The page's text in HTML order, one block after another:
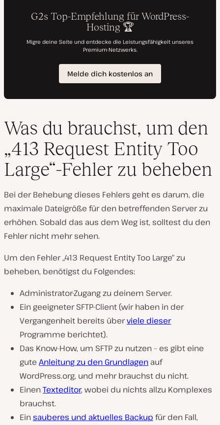
Was du brauchst, um den
„413 Request Entity Too
Large“-Fehler zu beheben
Bei der Behebung dieses Fehlers geht es darum, die
maximale Dateigröße für den betreffenden Server zu
erhöhen. Sobald das aus dem Weg ist, solltest du den
Fehler nicht mehr sehen.
Um den Fehler „413 Request Entity Too Large“ zu
beheben, benötigst du Folgendes:
Administrator-Zugang zu deinem Server.
Ein geeigneter SFTP-Client (wir haben in der
Vergangenheit bereits überviele dieser
Programme berichtet).
Das Know-How, um SFTP zu nutzen – es gibt eine
gute Anleitung zu den Grundlagen auf
WordPress.org, und mehr brauchst du nicht.
EinenTexteditor, wobei du nichts allzu Komplexes
brauchst.
Einsauberes und aktuelles Backup für den Fall,